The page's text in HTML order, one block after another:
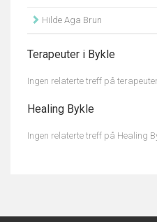
Hilde Aga Brun
Terapeuter i Bykle
Ingen relaterte treff på
Healing Bykle
Ingen relaterte treff på Healing